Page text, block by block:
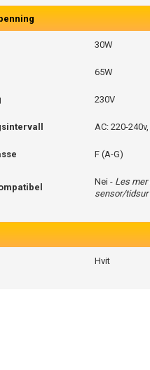
30W
65W
230V
AC: 220-
F (A-G)
Nei - Les mer
sensor/tidsur
Hvit